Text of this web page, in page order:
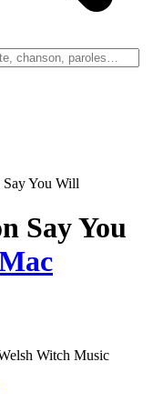
Say You Will
Say You
Witch Music